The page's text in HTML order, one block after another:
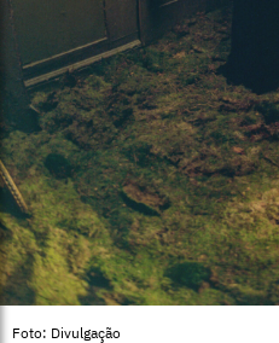
Foto: Divulgação